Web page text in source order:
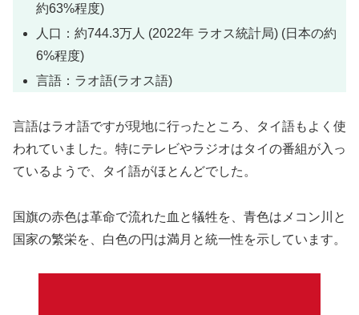
約63%程度)
人口：約744.3万人 (2022年 ラオス統計局) (日本の約
6%程度)
言語：ラオ語(ラオス語)
言語はラオ語ですが現地に行ったところ、タイ語もよく使
われていました。特にテレビやラジオはタイの番組が入っ
ているようで、タイ語がほとんどでした。
国旗の赤色は革命で流れた血と犠牲を、青色はメコン川と
国家の繁栄を、白色の円は満月と統一性を示しています。